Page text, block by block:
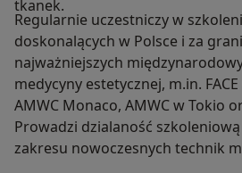
tkanek.
Regularnie uczestniczy w
doskonalących w Polsce i za
najważniejszych
medycyny estetycznej, m.in.
AMWC Monaco, AMWC w Tokio
Prowadzi dzialaność
zakresu nowoczesnych technik